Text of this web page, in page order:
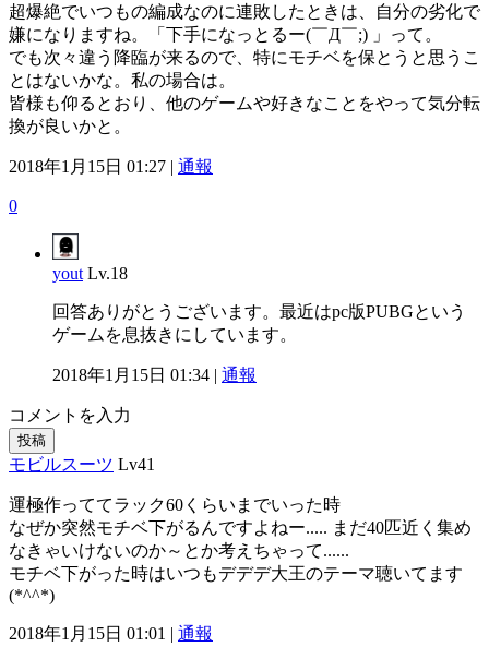
超爆絶でいつもの編成なのに連敗したときは、自分の劣化で
嫌になりますね。「下手になっとるー(￣Д￣;) 」って。
でも次々違う降臨が来るので、特にモチベを保とうと思うこ
とはないかな。私の場合は。
皆様も仰るとおり、他のゲームや好きなことをやって気分転
換が良いかと。
2018年1月15日 01:27 | 通報
0
yout Lv.18
回答ありがとうございます。最近はpc版PUBGという
ゲームを息抜きにしています。
2018年1月15日 01:34 | 通報
コメントを入力
投稿
モビルスーツ Lv41
運極作っててラック60くらいまでいった時
なぜか突然モチベ下がるんですよねー..... まだ40匹近く集め
なきゃいけないのか～とか考えちゃって......
モチベ下がった時はいつもデデデ大王のテーマ聴いてます
(*^^*)
2018年1月15日 01:01 | 通報